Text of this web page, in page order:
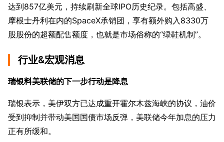
达到857亿美元，持续刷新全球IPO历史纪录。包括高盛、
摩根士丹利在内的SpaceX承销团，享有额外购入8330万
股股份的超额配售额度，也就是市场俗称的“绿鞋机制”。
行业&宏观消息
瑞银料美联储的下一步行动是降息
瑞银表示，美伊双方已达成重开霍尔木兹海峡的协议，油价
受到抑制并带动美国国债市场反弹，美联储今年加息的压力
正有所缓和。